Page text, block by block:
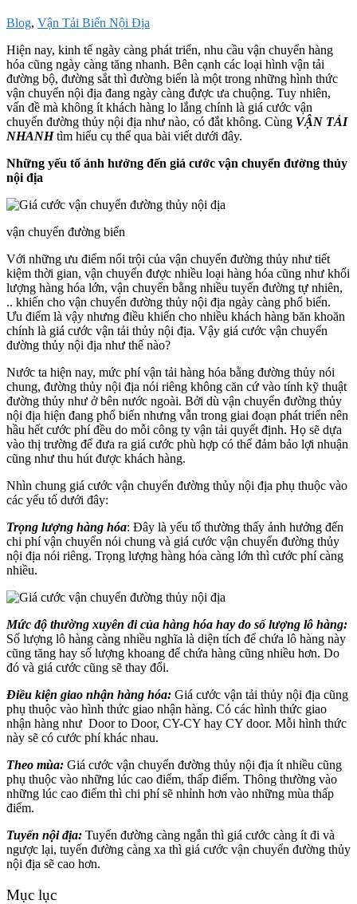
Blog, Vận Tải Biển Nội Địa
Hiện nay, kinh tế ngày càng phát triển, nhu cầu vận chuyển hàng
hóa cũng ngày càng tăng nhanh. Bên cạnh các loại hình vận tải
đường bộ, đường sắt thì đường biển là một trong những hình thức
vận chuyển nội địa đang ngày càng được ưa chuộng. Tuy nhiên,
vấn đề mà không ít khách hàng lo lắng chính là giá cước vận
chuyển đường thủy nội địa như nào, có đắt không. Cùng VẬN TẢI
NHANHtìm hiểu cụ thể qua bài viết dưới đây.
Những yếu tố ảnh hưởng đến giá cước vận chuyển đường thủy
nội địa
vận chuyển đường biển
Với những ưu điểm nổi trội của vận chuyển đường thủy như tiết
kiệm thời gian, vận chuyển được nhiều loại hàng hóa cũng như khối
lượng hàng hóa lớn, vận chuyển bằng nhiều tuyến đường tự nhiên,
.. khiến cho vận chuyển đường thủy nội địa ngày càng phổ biến.
Ưu điểm là vậy nhưng điều khiến cho nhiều khách hàng băn khoăn
chính là giá cước vận tải thủy nội địa. Vậy giá cước vận chuyển
đường thủy nội địa như thế nào?
Nước ta hiện nay, mức phí vận tải hàng hóa bằng đường thủy nói
chung, đường thủy nội địa nói riêng không căn cứ vào tính kỹ thuật
đường thủy như ở bên nước ngoài. Bởi dù vận chuyển đường thủy
nội địa hiện đang phổ biến nhưng vẫn trong giai đoạn phát triển nên
hầu hết cước phí đều do mỗi công ty vận tải quyết định. Họ sẽ dựa
vào thị trường để đưa ra giá cước phù hợp có thể đảm bảo lợi nhuận
cũng như thu hút được khách hàng.
Nhìn chung giá cước vận chuyển đường thủy nội địa phụ thuộc vào
các yếu tố dưới đây:
Trọng lượng hàng hóa: Đây là yếu tố thường thấy ảnh hưởng đến
chi phí vận chuyển nói chung và giá cước vận chuyển đường thủy
nội địa nói riêng. Trọng lượng hàng hóa càng lớn thì cước phí càng
nhiều.
Mức độ thường xuyên đi của hàng hóa hay do số lượng lô hàng:
Số lượng lô hàng càng nhiều nghĩa là diện tích để chứa lô hàng này
cũng tăng hay số lượng khoang để chứa hàng cũng nhiều hơn. Do
đó và giá cước cũng sẽ thay đổi.
Điều kiện giao nhận hàng hóa: Giá cước vận tải thủy nội địa cũng
phụ thuộc vào hình thức giao nhận hàng. Có các hình thức giao
nhận hàng như Door to Door, CY-CY hay CY door. Mỗi hình thức
này sẽ có cước phí khác nhau.
Theo mùa: Giá cước vận chuyển đường thủy nội địa ít nhiều cũng
phụ thuộc vào những lúc cao điểm, thấp điểm. Thông thường vào
những lúc cao điểm thì chi phí sẽ nhỉnh hơn vào những mùa thấp
điểm.
Tuyến nội địa: Tuyến đường càng ngắn thì giá cước càng ít đi và
ngược lại, tuyến đường càng xa thì giá cước vận chuyển đường thủy
nội địa sẽ cao hơn.
Mục lục